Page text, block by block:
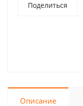
Поделиться
Описание